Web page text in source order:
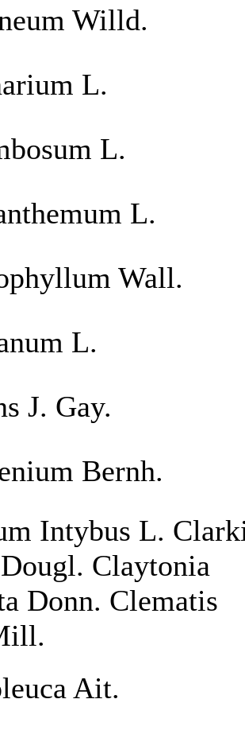
Willd.
L.
L.
L.
Wall.
L.
J. Gay.
Bernh.
Intybus L.
Claytonia
Donn. Clematis
Ait.